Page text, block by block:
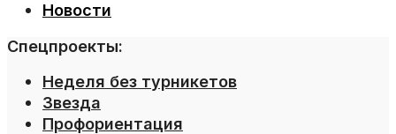
Новости
Спецпроекты:
Неделя без турникетов
Звезда
Профориентация